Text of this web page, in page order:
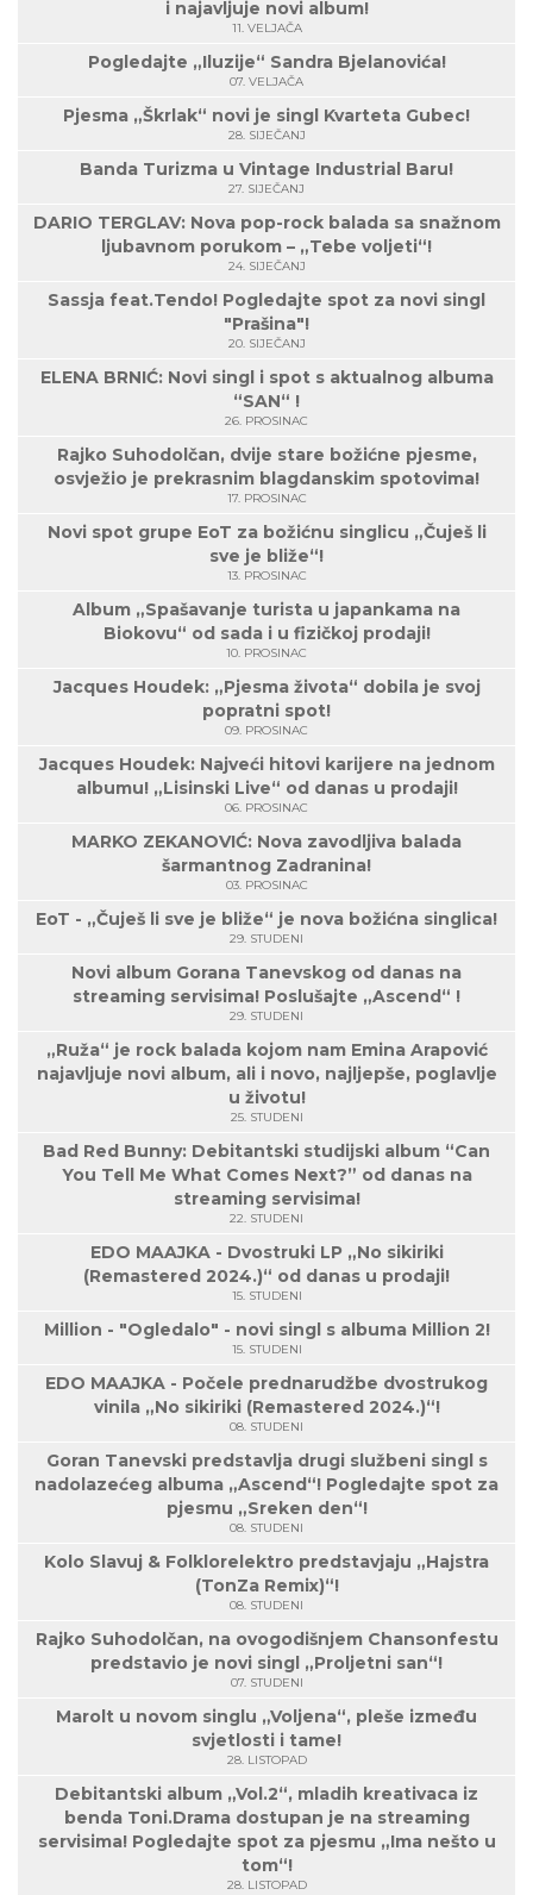
i najavljuje novi album!
11. VELJAČA
Pogledajte „Iluzije“ Sandra Bjelanovića!
07. VELJAČA
Pjesma „Škrlak“ novi je singl Kvarteta Gubec!
28. SIJEČANJ
Banda Turizma u Vintage Industrial Baru!
27. SIJEČANJ
DARIO TERGLAV: Nova pop-rock balada sa snažnom
ljubavnom porukom – „Tebe voljeti“!
24. SIJEČANJ
Sassja feat.Tendo! Pogledajte spot za novi singl
"Prašina"!
20. SIJEČANJ
ELENA BRNIĆ: Novi singl i spot s aktualnog albuma
“SAN“ !
26. PROSINAC
Rajko Suhodolčan, dvije stare božićne pjesme,
osvježio je prekrasnim blagdanskim spotovima!
17. PROSINAC
Novi spot grupe EoT za božićnu singlicu „Čuješ li
sve je bliže“!
13. PROSINAC
Album „Spašavanje turista u japankama na
Biokovu“ od sada i u fizičkoj prodaji!
10. PROSINAC
Jacques Houdek: „Pjesma života“ dobila je svoj
popratni spot!
09. PROSINAC
Jacques Houdek: Najveći hitovi karijere na jednom
albumu! „Lisinski Live“ od danas u prodaji!
06. PROSINAC
MARKO ZEKANOVIĆ: Nova zavodljiva balada
šarmantnog Zadranina!
03. PROSINAC
EoT - „Čuješ li sve je bliže“ je nova božićna singlica!
29. STUDENI
Novi album Gorana Tanevskog od danas na
streaming servisima! Poslušajte „Ascend“ !
29. STUDENI
„Ruža“ je rock balada kojom nam Emina Arapović
najavljuje novi album, ali i novo, najljepše, poglavlje
u životu!
25. STUDENI
Bad Red Bunny: Debitantski studijski album “Can
You Tell Me What Comes Next?” od danas na
streaming servisima!
22. STUDENI
EDO MAAJKA - Dvostruki LP „No sikiriki
(Remastered 2024.)“ od danas u prodaji!
15. STUDENI
Million - "Ogledalo" - novi singl s albuma Million 2!
15. STUDENI
EDO MAAJKA - Počele prednarudžbe dvostrukog
vinila „No sikiriki (Remastered 2024.)“!
08. STUDENI
Goran Tanevski predstavlja drugi službeni singl s
nadolazećeg albuma „Ascend“! Pogledajte spot za
pjesmu „Sreken den“!
08. STUDENI
Kolo Slavuj & Folklorelektro predstavjaju „Hajstra
(TonZa Remix)“!
08. STUDENI
Rajko Suhodolčan, na ovogodišnjem Chansonfestu
predstavio je novi singl „Proljetni san“!
07. STUDENI
Marolt u novom singlu „Voljena“, pleše između
svjetlosti i tame!
28. LISTOPAD
Debitantski album „Vol.2“, mladih kreativaca iz
benda Toni.Drama dostupan je na streaming
servisima! Pogledajte spot za pjesmu „Ima nešto u
tom“!
28. LISTOPAD